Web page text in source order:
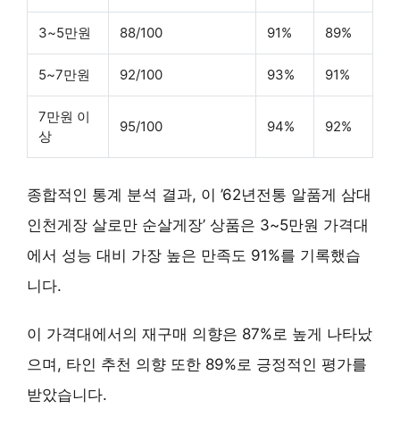
3~5만원 88/100 91% 89%
5~7만원 92/100 93% 91%
7만원 이
상
95/100 94% 92%
종합적인 통계 분석 결과, 이 ’62년전통 알품게 삼대
인천게장 살로만 순살게장’ 상품은 3~5만원 가격대
에서 성능 대비 가장 높은 만족도 91%를 기록했습
니다.
이 가격대에서의 재구매 의향은 87% 로 높게 나타났
으며, 타인 추천 의향 또한 89% 로 긍정적인 평가를
받았습니다.